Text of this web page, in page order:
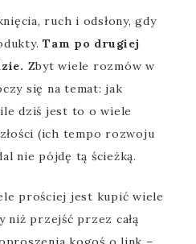
ruch i odsłony, gdy
Tam po drugiej
Zbyt wiele rozmów w
się na temat: jak
dziś jest to o wiele
(ich tempo rozwoju
nie pójdę tą ścieżką.
prościej jest kupić wiele
przejść przez całą